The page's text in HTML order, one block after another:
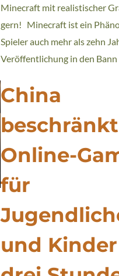
Minecraft mit realistischer
gern! Minecraft ist ein
Spieler auch mehr als zehn
Veröffentlichung in den Bann
China
beschränkt
Online-
für
und